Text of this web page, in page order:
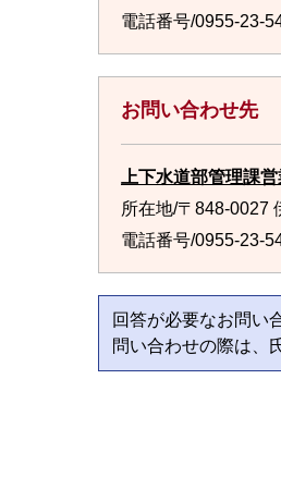
電話番号/0955-23-
お問い合わせ先
上下水道部管理課
所在地/〒848-0027
電話番号/0955-23-
回答が必要なお問い
問い合わせの際は、